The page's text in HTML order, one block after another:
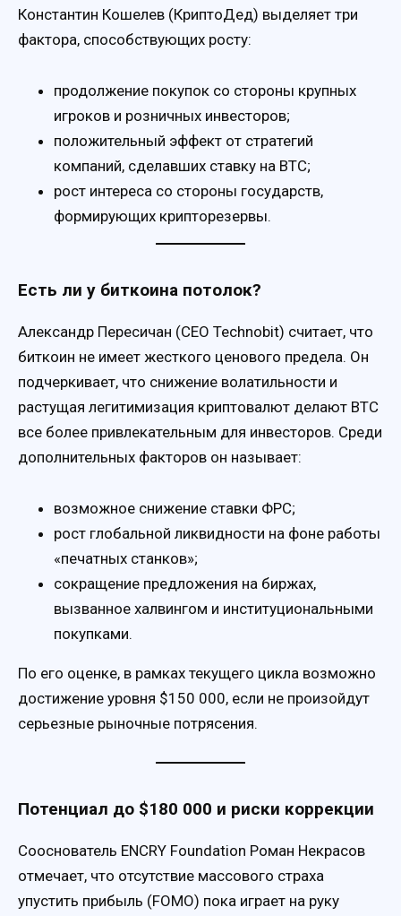
Константин Кошелев (КриптоДед) выделяет три
фактора, способствующих росту:
продолжение покупок со стороны крупных
игроков и розничных инвесторов;
положительный эффект от стратегий
компаний, сделавших ставку на BTC;
рост интереса со стороны государств,
формирующих крипторезервы.
Есть ли у биткоина потолок?
Александр Пересичан (CEO Technobit) считает, что
биткоин не имеет жесткого ценового предела. Он
подчеркивает, что снижение волатильности и
растущая легитимизация криптовалют делают BTC
все более привлекательным для инвесторов. Среди
дополнительных факторов он называет:
возможное снижение ставки ФРС;
рост глобальной ликвидности на фоне работы
«печатных станков»;
сокращение предложения на биржах,
вызванное халвингом и институциональными
покупками.
По его оценке, в рамках текущего цикла возможно
достижение уровня $150 000, если не произойдут
серьезные рыночные потрясения.
Потенциал до $180 000 и риски коррекции
Сооснователь ENCRY Foundation Роман Некрасов
отмечает, что отсутствие массового страха
упустить прибыль (FOMO) пока играет на руку